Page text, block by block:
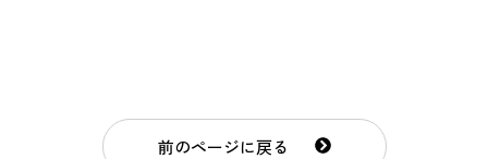
前のページに戻る